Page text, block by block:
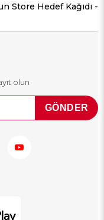
Store Hedef Kağıdı -
olun
GÖNDER